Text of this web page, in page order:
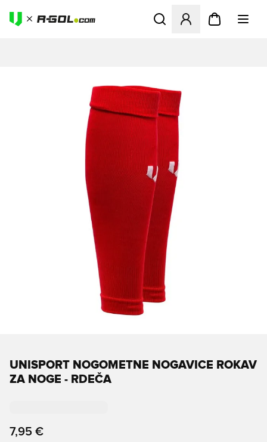
Odpre Modal za prijavo ali
UNISPORT NOGOMETNE NOGAVICE ROKAV
ZA NOGE - RDEČA
7,95 €